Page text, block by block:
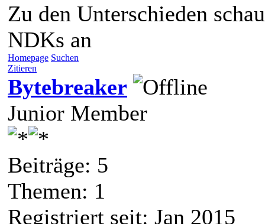
Zu den Unterschieden
NDKs an
Homepage Suchen
Zitieren
Bytebreaker
Junior Member
Beiträge: 5
Themen: 1
Registriert seit: Jan 2015